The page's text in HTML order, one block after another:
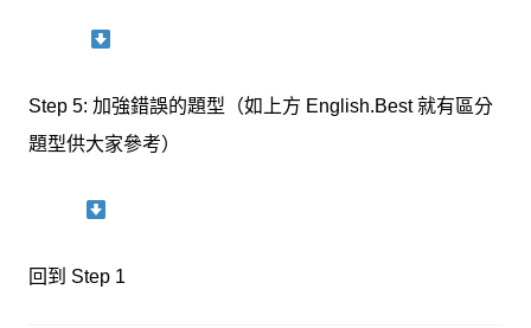
Step 5: 加強錯誤的題型（如上方 English.Best 就有區分
題型供大家參考）
回到 Step 1